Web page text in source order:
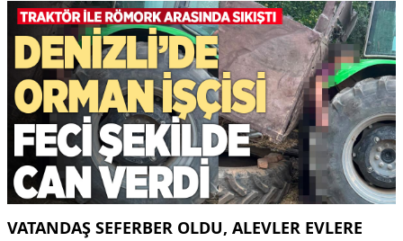
VATANDAŞ SEFERBER OLDU, ALEVLER EVLERE